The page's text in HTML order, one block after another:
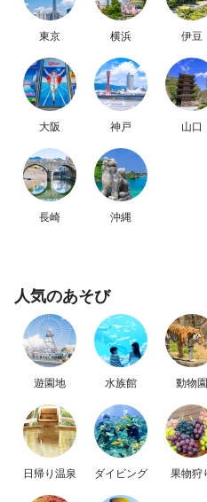
東京 横浜 伊豆
大阪 神戸 山口
長崎 沖縄
人気のあそび
遊園地 水族館 動物園
日帰り温泉 ダイビング 果物狩